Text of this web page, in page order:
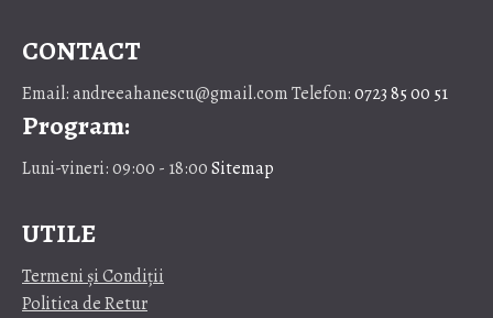
CONTACT
Email: andreeahanescu@gmail.com Telefon:0723 85 00 51
Program:
Luni-vineri: 09:00 - 18:00Sitemap
UTILE
Termeni și Condiții
Politica de Retur